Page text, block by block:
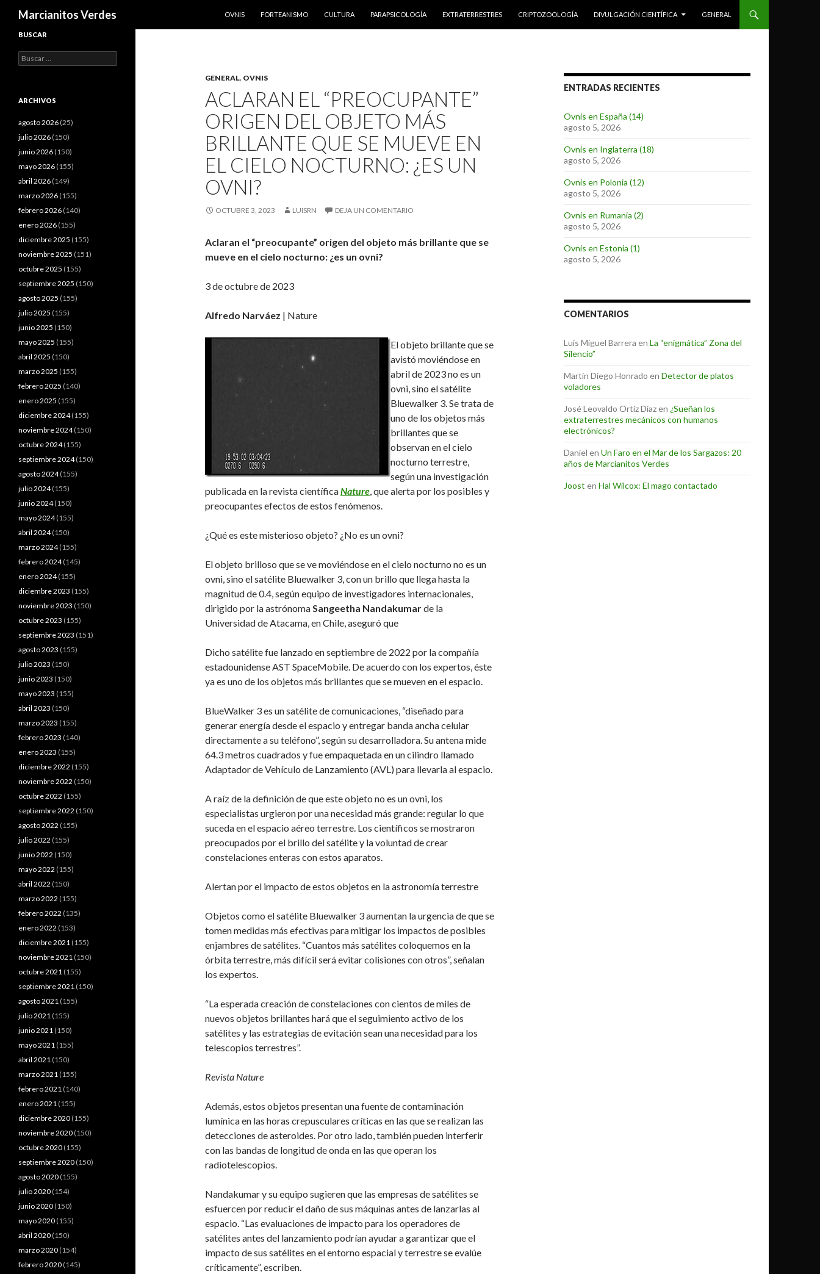
Marcianitos Verdes
OVNIS
FORTEANISMO CULTURA PARAPSICOLOGÍA EXTRATERRESTRES CRIPTOZOOLOGÍA DIVULGACIÓN CIENTÍFICA GENERAL
GENERAL, OVNIS
ACLARAN EL “PREOCUPANTE”
ORIGEN DEL OBJETO MÁS
BRILLANTE QUE SE MUEVE EN
EL CIELO NOCTURNO: ¿ES UN
OVNI?
OCTUBRE 3, 2023 LUISRN DEJA UN COMENTARIO
Aclaran el “preocupante” origen del objeto más brillante que se
mueve en el cielo nocturno: ¿es un ovni?
3 de octubre de 2023
Alfredo Narváez | Nature
El objeto brillante que se
avistó moviéndose en
abril de 2023 no es un
ovni, sino el satélite
Bluewalker 3. Se trata de
uno de los objetos más
brillantes que se
observan en el cielo
nocturno terrestre,
según una investigación
publicada en la revista científicaNature, que alerta por los posibles y
preocupantes efectos de estos fenómenos.
¿Qué es este misterioso objeto? ¿No es un ovni?
El objeto brilloso que se ve moviéndose en el cielo nocturno no es un
ovni, sino el satélite Bluewalker 3, con un brillo que llega hasta la
magnitud de 0.4, según equipo de investigadores internacionales,
dirigido por la astrónomaSangeetha Nandakumarde la
Universidad de Atacama, en Chile, aseguró que
Dicho satélite fue lanzado en septiembre de 2022 por la compañía
estadounidense AST SpaceMobile. De acuerdo con los expertos, éste
ya es uno de los objetos más brillantes que se mueven en el espacio.
BlueWalker 3 es un satélite de comunicaciones, “diseñado para
generar energía desde el espacio y entregar banda ancha celular
directamente a su teléfono”, según su desarrolladora. Su antena mide
64.3 metros cuadrados y fue empaquetada en un cilindro llamado
Adaptador de Vehículo de Lanzamiento (AVL) para llevarla al espacio.
A raíz de la definición de que este objeto no es un ovni, los
especialistas urgieron por una necesidad más grande: regular lo que
suceda en el espacio aéreo terrestre. Los científicos se mostraron
preocupados por el brillo del satélite y la voluntad de crear
constelaciones enteras con estos aparatos.
Alertan por el impacto de estos objetos en la astronomía terrestre
Objetos como el satélite Bluewalker 3 aumentan la urgencia de que se
tomen medidas más efectivas para mitigar los impactos de posibles
enjambres de satélites. “Cuantos más satélites coloquemos en la
órbita terrestre, más difícil será evitar colisiones con otros”, señalan
los expertos.
“La esperada creación de constelaciones con cientos de miles de
nuevos objetos brillantes hará que el seguimiento activo de los
satélites y las estrategias de evitación sean una necesidad para los
telescopios terrestres”.
Revista Nature
Además, estos objetos presentan una fuente de contaminación
lumínica en las horas crepusculares críticas en las que se realizan las
detecciones de asteroides. Por otro lado, también pueden interferir
con las bandas de longitud de onda en las que operan los
radiotelescopios.
Nandakumar y su equipo sugieren que las empresas de satélites se
esfuercen por reducir el daño de sus máquinas antes de lanzarlas al
espacio. “Las evaluaciones de impacto para los operadores de
satélites antes del lanzamiento podrían ayudar a garantizar que el
impacto de sus satélites en el entorno espacial y terrestre se evalúe
críticamente”, escriben.
ENTRADAS RECIENTES
Ovnis en España (14)
agosto 5, 2026
Ovnis en Inglaterra (18)
agosto 5, 2026
Ovnis en Polonia (12)
agosto 5, 2026
Ovnis en Rumania (2)
agosto 5, 2026
Ovnis en Estonia (1)
agosto 5, 2026
COMENTARIOS
Luis Miguel Barrera en La “enigmática” Zona del
Silencio”
Martin Diego Honrado en Detector de platos
voladores
José Leovaldo Ortiz Díazen ¿Sueñan los
extraterrestres mecánicos con humanos
electrónicos?
Daniel en Un Faro en el Mar de los Sargazos: 20
años de Marcianitos Verdes
Joost en Hal Wilcox: El mago contactado
BUSCAR
Buscar:
ARCHIVOS
agosto 2026 (25)
julio 2026 (150)
junio 2026 (150)
mayo 2026 (155)
abril 2026 (149)
marzo 2026 (155)
febrero 2026 (140)
enero 2026 (155)
diciembre 2025 (155)
noviembre 2025 (151)
octubre 2025 (155)
septiembre 2025 (150)
agosto 2025 (155)
julio 2025 (155)
junio 2025 (150)
mayo 2025 (155)
abril 2025 (150)
marzo 2025 (155)
febrero 2025 (140)
enero 2025 (155)
diciembre 2024(155)
noviembre 2024(150)
octubre 2024(155)
septiembre 2024(150)
agosto 2024(155)
julio 2024(155)
junio 2024(150)
mayo 2024(155)
abril 2024(150)
marzo 2024(155)
febrero 2024(145)
enero 2024(155)
diciembre 2023 (155)
noviembre 2023 (150)
octubre 2023 (155)
septiembre 2023 (151)
agosto 2023 (155)
julio 2023 (150)
junio 2023 (150)
mayo 2023 (155)
abril 2023 (150)
marzo 2023 (155)
febrero 2023 (140)
enero 2023 (155)
diciembre 2022 (155)
noviembre 2022 (150)
octubre 2022 (155)
septiembre 2022 (150)
agosto 2022 (155)
julio 2022 (155)
junio 2022 (150)
mayo 2022 (155)
abril 2022 (150)
marzo 2022 (155)
febrero 2022 (135)
enero 2022 (153)
diciembre 2021 (155)
noviembre 2021 (150)
octubre 2021 (155)
septiembre 2021 (150)
agosto 2021 (155)
julio 2021 (155)
junio 2021 (150)
mayo 2021 (155)
abril 2021 (150)
marzo 2021 (155)
febrero 2021 (140)
enero 2021 (155)
diciembre 2020 (155)
noviembre 2020 (150)
octubre 2020 (155)
septiembre 2020 (150)
agosto 2020 (155)
julio 2020 (154)
junio 2020 (150)
mayo 2020 (155)
abril 2020 (150)
marzo 2020 (154)
febrero 2020 (145)